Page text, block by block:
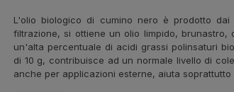
L'olio biologico di cumino nero è prodotto
filtrazione, si ottiene un olio limpido,
un'alta percentuale di acidi grassi polinsaturi
di 10 g, contribuisce ad un normale livello di
anche per applicazioni esterne, aiuta